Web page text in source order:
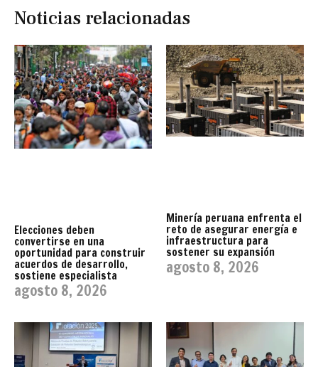
Noticias relacionadas
Elecciones deben
convertirse en una
oportunidad para construir
acuerdos de desarrollo,
sostiene especialista
agosto 8, 2026
Minería peruana enfrenta el
reto de asegurar energía e
infraestructura para
sostener su expansión
agosto 8, 2026